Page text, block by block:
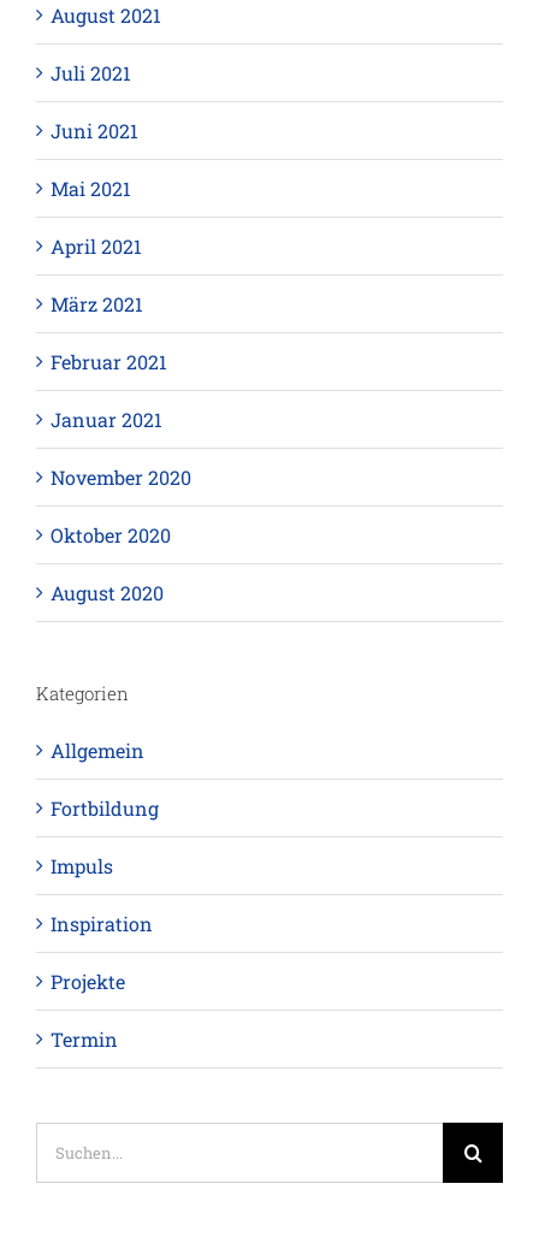
August 2021
Juli 2021
Juni 2021
Mai 2021
April 2021
März 2021
Februar 2021
Januar 2021
November 2020
Oktober 2020
August 2020
Kategorien
Allgemein
Fortbildung
Impuls
Inspiration
Projekte
Termin